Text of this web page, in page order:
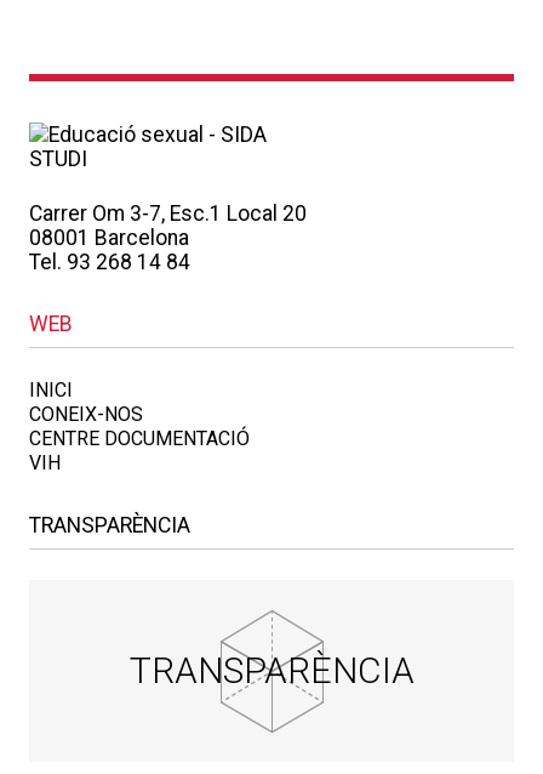
Carrer Om 3-7, Esc.1 Local 20
08001 Barcelona
Tel. 93 268 14 84
WEB
INICI
CONEIX-NOS
CENTRE DOCUMENTACIÓ
VIH
TRANSPARÈNCIA
TRANSPARÈNCIA